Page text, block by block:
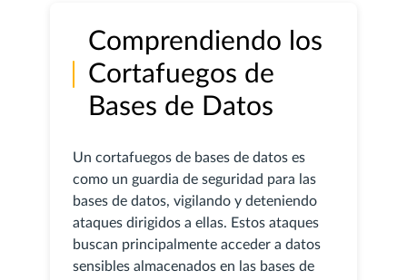
Comprendiendo los
Cortafuegos de
Bases de Datos
Un cortafuegos de bases de datos es
como un guardia de seguridad para las
bases de datos, vigilando y deteniendo
ataques dirigidos a ellas. Estos ataques
buscan principalmente acceder a datos
sensibles almacenados en las bases de